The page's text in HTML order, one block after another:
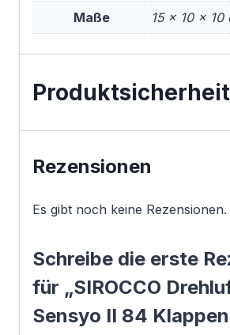
Maße 15 × 10 × 10
Produktsicherheit
Rezensionen
Es gibt noch keine Rezensionen.
Schreibe die erste
für „SIROCCO
Sensyo II 84